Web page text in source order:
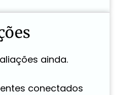
ainda.
conectados